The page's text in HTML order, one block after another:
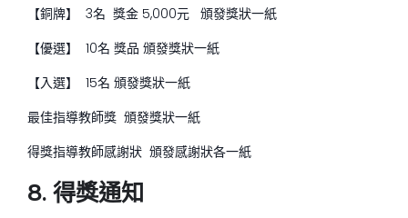
【銅牌】 3名 獎金 5,000元 頒發獎狀一紙
【優選】 10名 獎品 頒發獎狀一紙
【入選】 15名 頒發獎狀一紙
最佳指導教師獎 頒發獎狀一紙
得獎指導教師感謝狀 頒發感謝狀各一紙
8. 得獎通知